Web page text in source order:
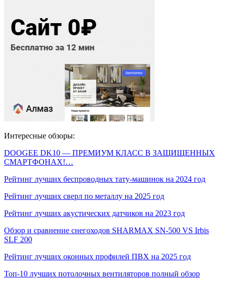
Интересные обзоры:
DOOGEE DK10 — ПРЕМИУМ КЛАСС В ЗАЩИЩЕННЫХ
СМАРТФОНАХ!…
Рейтинг лучших беспроводных тату-машинок на 2024 год
Рейтинг лучших сверл по металлу на 2025 год
Рейтинг лучших акустических датчиков на 2023 год
Обзор и сравнение снегоходов SHARMAX SN-500 VS Irbis
SLF 200
Рейтинг лучших оконных профилей ПВХ на 2025 год
Топ-10 лучших потолочных вентиляторов полный обзор